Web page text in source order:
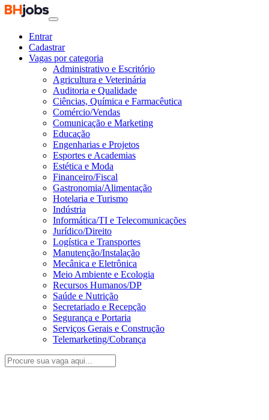
Entrar
Cadastrar
Vagas por categoria
Administrativo e Escritório
Agricultura e Veterinária
Auditoria e Qualidade
Ciências, Química e Farmacêutica
Comércio/Vendas
Comunicação e Marketing
Educação
Engenharias e Projetos
Esportes e Academias
Estética e Moda
Financeiro/Fiscal
Gastronomia/Alimentação
Hotelaria e Turismo
Indústria
Informática/TI e Telecomunicações
Jurídico/Direito
Logística e Transportes
Manutenção/Instalação
Mecânica e Eletrônica
Meio Ambiente e Ecologia
Recursos Humanos/DP
Saúde e Nutrição
Secretariado e Recepção
Segurança e Portaria
Serviços Gerais e Construção
Telemarketing/Cobrança